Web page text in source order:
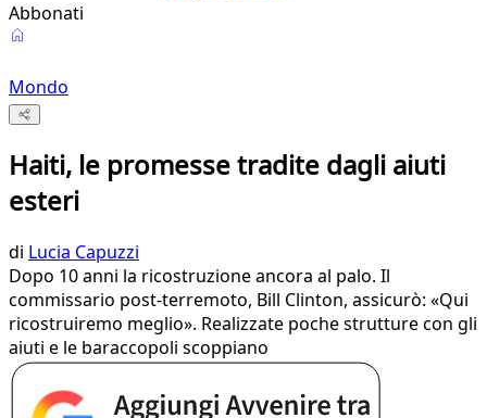
Abbonati
Mondo
Haiti, le promesse tradite dagli aiuti
esteri
di Lucia Capuzzi
Dopo 10 anni la ricostruzione ancora al palo. Il
commissario post-terremoto, Bill Clinton, assicurò: «Qui
ricostruiremo meglio». Realizzate poche strutture con gli
aiuti e le baraccopoli scoppiano